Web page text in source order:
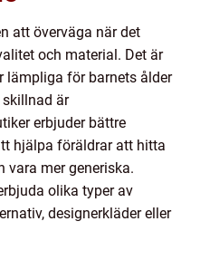
att överväga när det
och material. Det är
lämpliga för barnets ålder
är
erbjuder bättre
hjälpa föräldrar att hitta
vara mer generiska.
olika typer av
designerkläder eller